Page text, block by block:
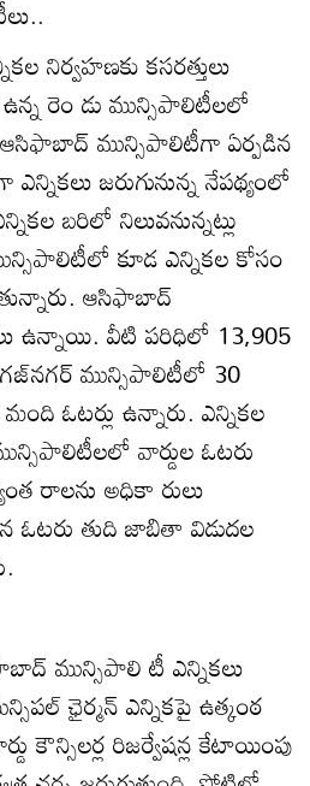
నిర్వహణకు కసరత్తులు
రెం డు మున్సిపాలిటీలలో
మున్సిపాలిటీగా ఏర్పడిన
జరుగునున్న నేపథ్యంలో
బరిలో నిలువనున్నట్లు
కూడ ఎన్నికల కోసం
ఆసిఫాబాద్‌
ఉన్నాయి. వీటి పరిధిలో 13,905
మున్సిపాలిటీలో 30
ఓటర్లు ఉన్నారు. ఎన్నికల
వార్డుల ఓటరు
రాలను అధికా రులు
ఓటరు తుది జాబితా విడుదల
మున్సిపాలి టీ ఎన్నికలు
ఛైర్మన్‌ ఎన్నికపై ఉత్కంఠ
కౌన్సిలర్ల రిజర్వేషన్ల కేటాయింపు